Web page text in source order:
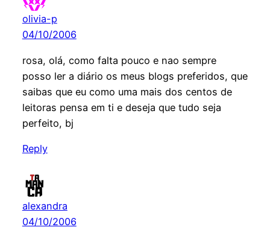
olivia-p
04/10/2006
rosa, olá, como falta pouco e nao sempre
posso ler a diário os meus blogs preferidos, que
saibas que eu como uma mais dos centos de
leitoras pensa em ti e deseja que tudo seja
perfeito, bj
Reply
alexandra
04/10/2006